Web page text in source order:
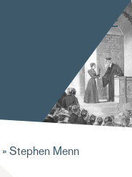
Stephen Menn